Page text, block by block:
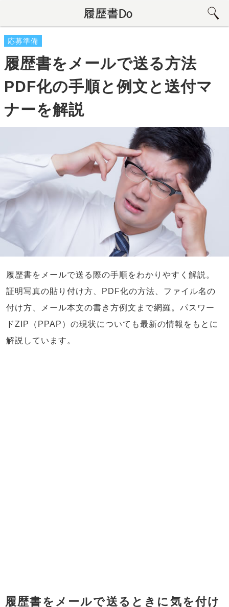
応募準備
履歴書をメールで送る方法
PDF化の手順と例文と送付マ
ナーを解説
履歴書をメールで送る際の手順をわかりやすく解説。
証明写真の貼り付け方、PDF化の方法、ファイル名の
付け方、メール本文の書き方例文まで網羅。パスワー
ドZIP（PPAP）の現状についても最新の情報をもとに
解説しています。
履歴書をメールで送るときに気を付け